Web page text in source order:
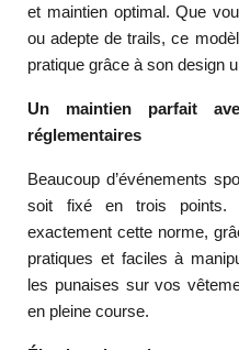
et maintien optimal. Que
ou adepte de trails, ce
pratique grâce à son design
Un maintien parfait
réglementaires
Beaucoup d’événements
soit fixé en trois points.
exactement cette norme,
pratiques et faciles à
les punaises sur vos
en pleine course.